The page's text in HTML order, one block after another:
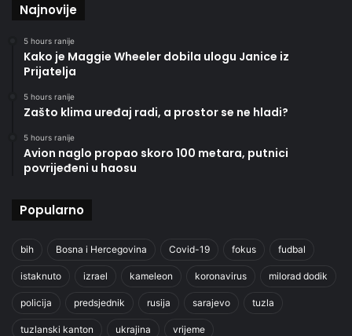
Najnovije
5 hours ranije
Kako je Maggie Wheeler dobila ulogu Janice iz
Prijatelja
5 hours ranije
Zašto klima uređaj radi, a prostor se ne hladi?
5 hours ranije
Avion naglo propao skoro 100 metara, putnici
povrijeđeni u haosu
Popularno
bih Bosna i Hercegovina Covid-19 fokus fudbal
istaknuto izrael kameleon koronavirus milorad dodik
policija predsjednik rusija sarajevo tuzla
tuzlanski kanton ukrajina vrijeme